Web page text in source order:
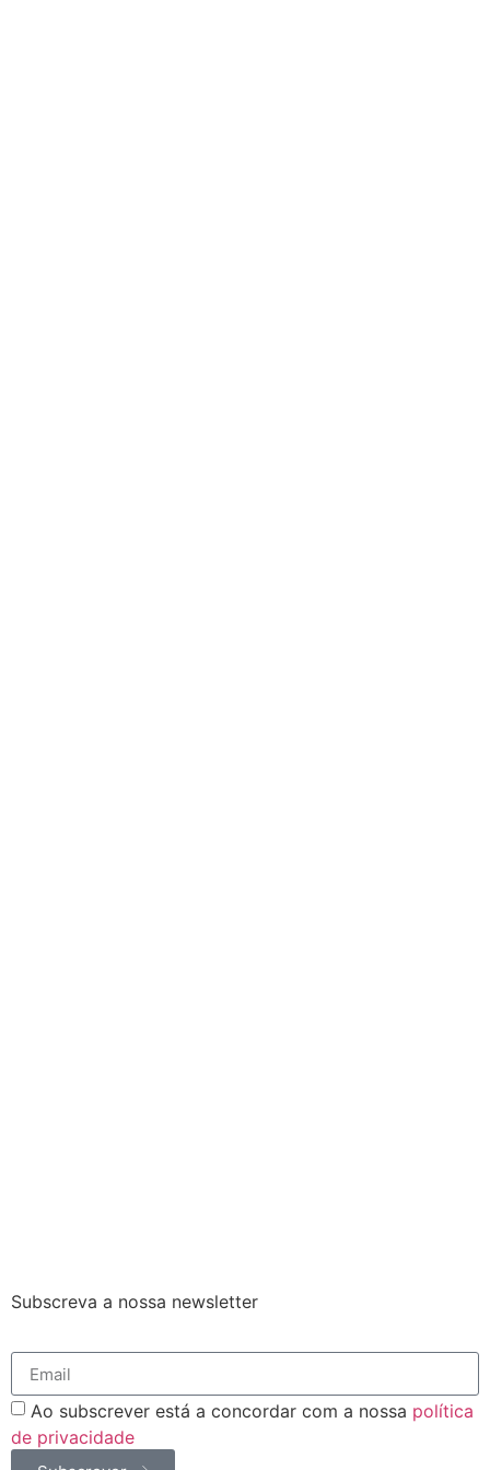
Subscreva a nossa newsletter
Ao subscrever está a concordar com a nossa política
de privacidade